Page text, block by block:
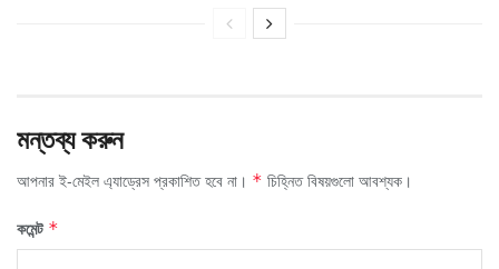
মন্তব্য করুন
আপনার ই-মেইল এ্যাড্রেস প্রকাশিত হবে না। * চিহ্নিত বিষয়গুলো আবশ্যক।
কমেন্ট *